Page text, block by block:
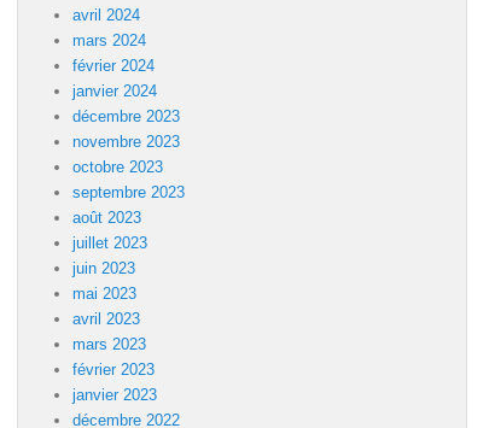
avril 2024
mars 2024
février 2024
janvier 2024
décembre 2023
novembre 2023
octobre 2023
septembre 2023
août 2023
juillet 2023
juin 2023
mai 2023
avril 2023
mars 2023
février 2023
janvier 2023
décembre 2022